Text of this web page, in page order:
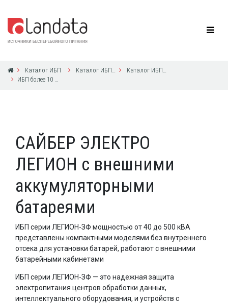
Каталог ИБП Каталог ИБП СайберЭлектро
Каталог ИБП СайберЭлектро
ИБП более 10 кВА с 3ф выходом
САЙБЕР ЭЛЕКТРО
ЛЕГИОН с внешними
аккумуляторными
батареями
ИБП серии ЛЕГИОН-ЗФ мощностью от 40 до 500 кВА
представлены компактными моделями без внутреннего
отсека для установки батарей, работают с внешними
батарейными кабинетами
ИБП серии ЛЕГИОН-ЗФ — это надежная защита
электропитания центров обработки данных,
интеллектуального оборудования, и устройств с